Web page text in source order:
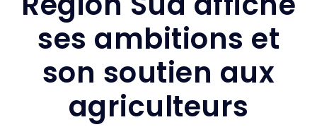
ses ambitions et
son soutien aux
agriculteurs